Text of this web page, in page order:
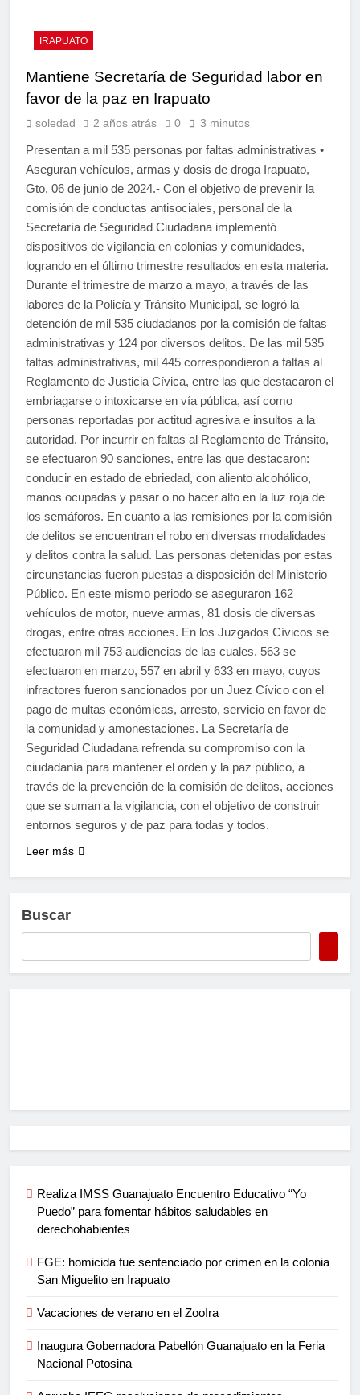
IRAPUATO
Mantiene Secretaría de Seguridad labor en
favor de la paz en Irapuato
soledad 2 años atrás 0 3 minutos
Presentan a mil 535 personas por faltas administrativas •
Aseguran vehículos, armas y dosis de droga Irapuato,
Gto. 06 de junio de 2024.- Con el objetivo de prevenir la
comisión de conductas antisociales, personal de la
Secretaría de Seguridad Ciudadana implementó
dispositivos de vigilancia en colonias y comunidades,
logrando en el último trimestre resultados en esta materia.
Durante el trimestre de marzo a mayo, a través de las
labores de la Policía y Tránsito Municipal, se logró la
detención de mil 535 ciudadanos por la comisión de faltas
administrativas y 124 por diversos delitos. De las mil 535
faltas administrativas, mil 445 correspondieron a faltas al
Reglamento de Justicia Cívica, entre las que destacaron el
embriagarse o intoxicarse en vía pública, así como
personas reportadas por actitud agresiva e insultos a la
autoridad. Por incurrir en faltas al Reglamento de Tránsito,
se efectuaron 90 sanciones, entre las que destacaron:
conducir en estado de ebriedad, con aliento alcohólico,
manos ocupadas y pasar o no hacer alto en la luz roja de
los semáforos. En cuanto a las remisiones por la comisión
de delitos se encuentran el robo en diversas modalidades
y delitos contra la salud. Las personas detenidas por estas
circunstancias fueron puestas a disposición del Ministerio
Público. En este mismo periodo se aseguraron 162
vehículos de motor, nueve armas, 81 dosis de diversas
drogas, entre otras acciones. En los Juzgados Cívicos se
efectuaron mil 753 audiencias de las cuales, 563 se
efectuaron en marzo, 557 en abril y 633 en mayo, cuyos
infractores fueron sancionados por un Juez Cívico con el
pago de multas económicas, arresto, servicio en favor de
la comunidad y amonestaciones. La Secretaría de
Seguridad Ciudadana refrenda su compromiso con la
ciudadanía para mantener el orden y la paz público, a
través de la prevención de la comisión de delitos, acciones
que se suman a la vigilancia, con el objetivo de construir
entornos seguros y de paz para todas y todos.
Leer más
Buscar
Realiza IMSS Guanajuato Encuentro Educativo “Yo
Puedo” para fomentar hábitos saludables en
derechohabientes
FGE: homicida fue sentenciado por crimen en la colonia
San Miguelito en Irapuato
Vacaciones de verano en el ZooIra
Inaugura Gobernadora Pabellón Guanajuato en la Feria
Nacional Potosina